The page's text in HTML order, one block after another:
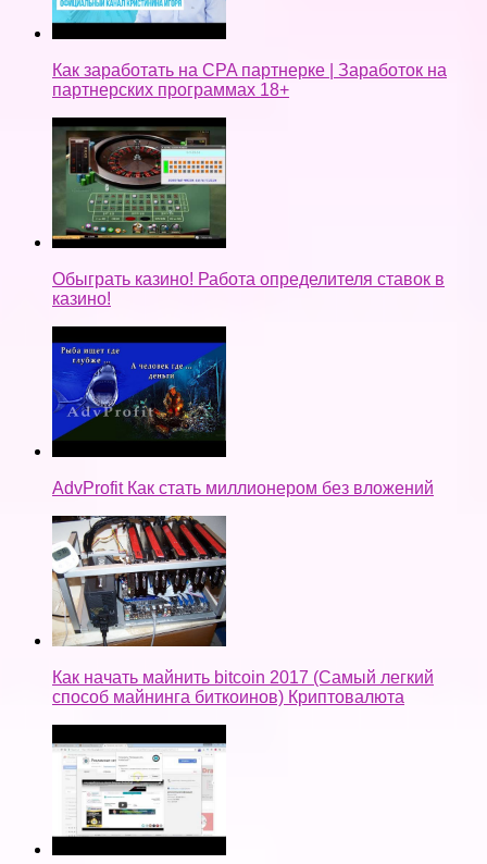
Как заработать на CPA партнерке | Заработок на
партнерских программах 18+
Обыграть казино! Работа определителя ставок в
казино!
AdvProfit Как стать миллионером без вложений
Как начать майнить bitcoin 2017 (Самый легкий
способ майнинга биткоинов) Криптовалюта